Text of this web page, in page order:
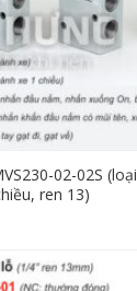
02-02S (loại
ren 13)